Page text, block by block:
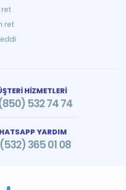
ret
ret
HİZMETLERİ
532 74 74
YARDIM
365 01 08